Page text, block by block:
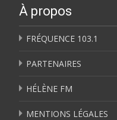
À propos
FRÉQUENCE 103.1
PARTENAIRES
HÉLÈNE FM
MENTIONS LÉGALES